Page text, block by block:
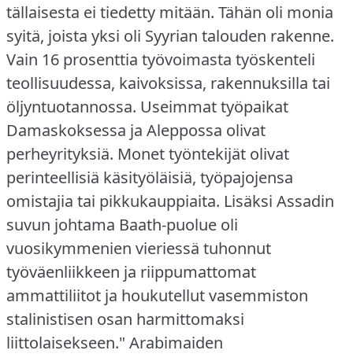
tällaisesta ei tiedetty mitään. Tähän oli monia
syitä, joista yksi oli Syyrian talouden rakenne.
Vain 16 prosenttia työvoimasta työskenteli
teollisuudessa, kaivoksissa, rakennuksilla tai
öljyntuotannossa. Useimmat työpaikat
Damaskoksessa ja Aleppossa olivat
perheyrityksiä. Monet työntekijät olivat
perinteellisiä käsityöläisiä, työpajojensa
omistajia tai pikkukauppiaita. Lisäksi Assadin
suvun johtama Baath-puolue oli
vuosikymmenien vieriessä tuhonnut
työväenliikkeen ja riippumattomat
ammattiliitot ja houkutellut vasemmiston
stalinistisen osan harmittomaksi
liittolaisekseen." Arabimaiden